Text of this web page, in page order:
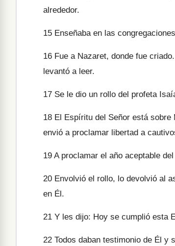
alrededor.
15 Enseñaba en las
16 Fue a Nazaret, donde fue
levantó a leer.
17 Se le dio un rollo del profeta
18 El Espíritu del Señor está
envió a proclamar libertad a
19 A proclamar el año aceptable del
20 Envolvió el rollo, lo devolvió al
en Él.
21 Y les dijo: Hoy se cumplió esta
22 Todos daban testimonio de Él y